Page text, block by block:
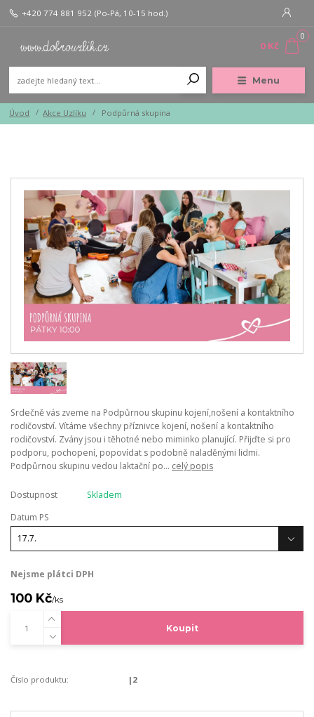
Menu
+420 774 881 952 (Po-Pá, 10-15 hod.)
0
0 Kč
Úvod Akce Uzlíku Podpůrná skupina
Srdečně vás zveme na Podpůrnou skupinu kojení,nošení a kontaktního
rodičovství. Vítáme všechny příznivce kojení, nošení a kontaktního
rodičovství. Zvány jsou i těhotné nebo miminko planující. Přijďte si pro
podporu, pochopení, popovídat s podobně naladěnými lidmi.
Podpůrnou skupinu vedou laktační po... celý popis
Dostupnost
Skladem
Datum PS
Nejsme plátci DPH
100 Kč/ks
Koupit
Číslo produktu: |2